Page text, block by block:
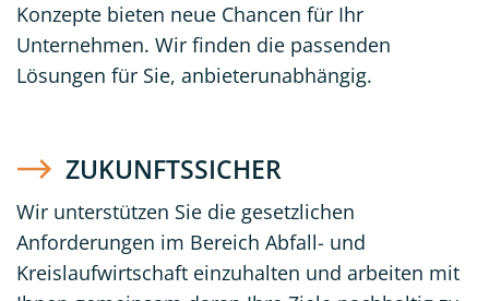
Konzepte bieten neue Chancen für Ihr
Unternehmen. Wir finden die passenden
Lösungen für Sie, anbieterunabhängig.
ZUKUNFTSSICHER
Wir unterstützen Sie die gesetzlichen
Anforderungen im Bereich Abfall- und
Kreislaufwirtschaft einzuhalten und arbeiten mit